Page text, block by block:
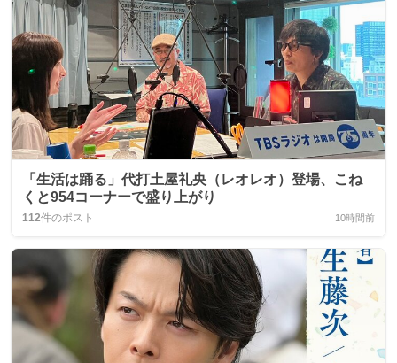
「生活は踊る」代打土屋礼央（レオレオ）登場、こね
くと954コーナーで盛り上がり
112件のポスト 10時間前